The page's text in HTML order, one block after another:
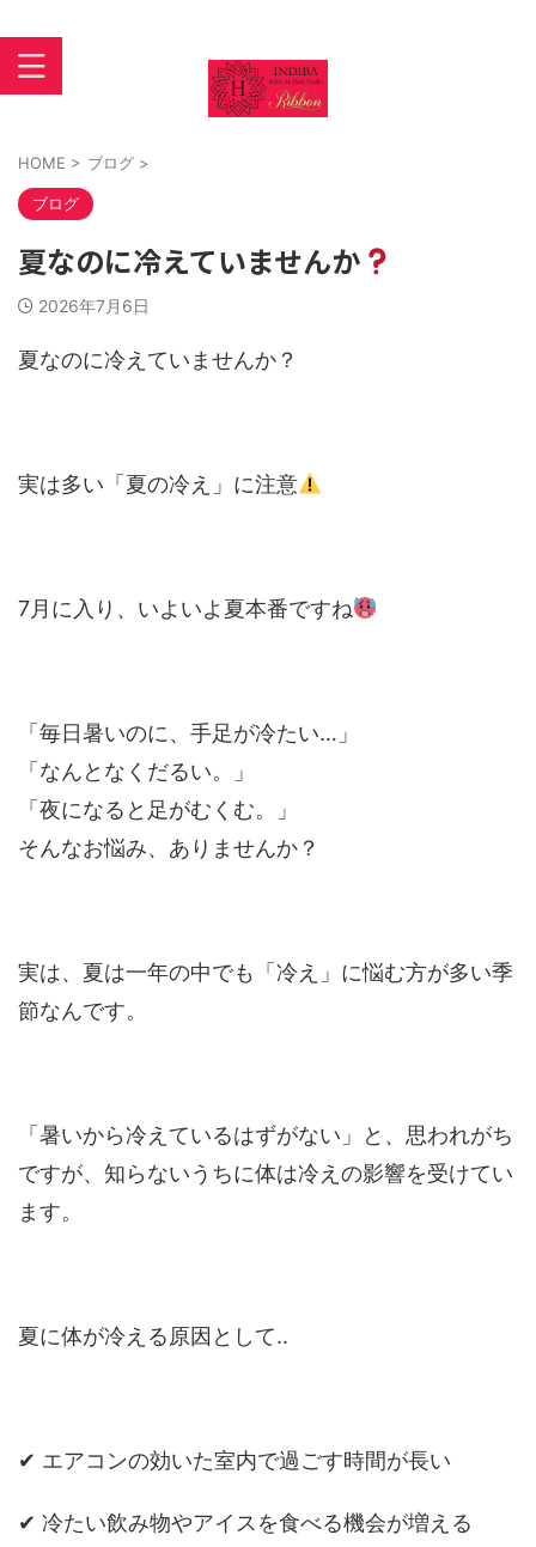
HOME > ブログ >
ブログ
夏なのに冷えていませんか
2026年7月6日
夏なのに冷えていませんか？
実は多い「夏の冷え」に注意
7月に入り、いよいよ夏本番ですね
「毎日暑いのに、手足が冷たい…」
「なんとなくだるい。」
「夜になると足がむくむ。」
そんなお悩み、ありませんか？
実は、夏は一年の中でも「冷え」に悩む方が多い季
節なんです。
「暑いから冷えているはずがない」と、思われがち
ですが、知らないうちに体は冷えの影響を受けてい
ます。
夏に体が冷える原因として‥
✔ エアコンの効いた室内で過ごす時間が長い
✔ 冷たい飲み物やアイスを食べる機会が増える